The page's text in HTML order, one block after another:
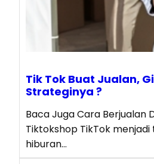
Tik Tok Buat Jualan,
Strateginya ?
Baca Juga Cara Berjualan
Tiktokshop TikTok
hiburan…